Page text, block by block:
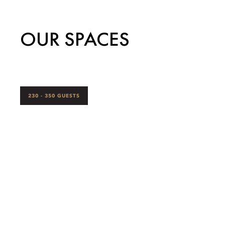
OUR SPACES
230 - 350 GUESTS